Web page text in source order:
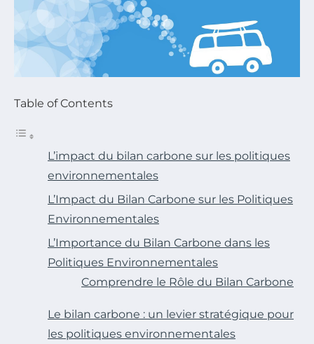
Table of Contents
L’impact du bilan carbone sur les politiques
environnementales
L’Impact du Bilan Carbone sur les Politiques
Environnementales
L’Importance du Bilan Carbone dans les
Politiques Environnementales
Comprendre le Rôle du Bilan Carbone
Le bilan carbone : un levier stratégique pour
les politiques environnementales